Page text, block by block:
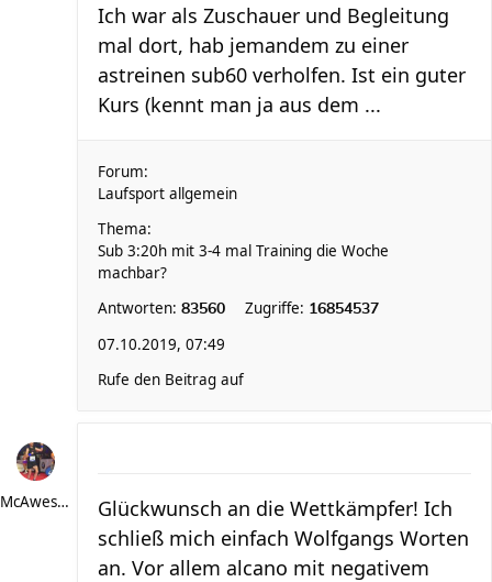
Ich war als Zuschauer und Begleitung
mal dort, hab jemandem zu einer
astreinen sub60 verholfen. Ist ein guter
Kurs (kennt man ja aus dem ...
Forum:
Laufsport allgemein
Thema:
Sub 3:20h mit 3-4 mal Training die Woche
machbar?
Antworten: 83560 Zugriffe: 16854537
07.10.2019, 07:49
Rufe den Beitrag auf
McAwesome
Glückwunsch an die Wettkämpfer! Ich
schließ mich einfach Wolfgangs Worten
an. Vor allem alcano mit negativem